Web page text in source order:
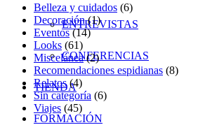
ENTREVISTAS
CONFERENCIAS
TIENDA
FORMACIÓN
Belleza y cuidados (6)
Decoración(1)
Eventos(14)
Looks (61)
Miscelánea(2)
Recomendaciones espidianas (8)
Relatos(4)
Sin categoría (6)
Viajes (45)